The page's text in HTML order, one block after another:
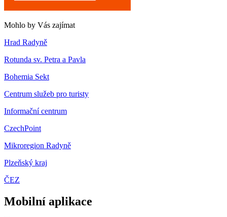
Mohlo by Vás zajímat
Hrad Radyně
Rotunda sv. Petra a Pavla
Bohemia Sekt
Centrum služeb pro turisty
Informační centrum
CzechPoint
Mikroregion Radyně
Plzeňský kraj
ČEZ
Mobilní aplikace